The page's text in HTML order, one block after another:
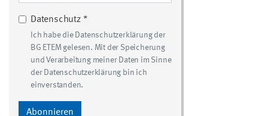
Datenschutz *
Ich habe die Datenschutzerklärung der
BG ETEM gelesen. Mit der Speicherung
und Verarbeitung meiner Daten im Sinne
der Datenschutzerklärung bin ich
einverstanden.
Abonnieren